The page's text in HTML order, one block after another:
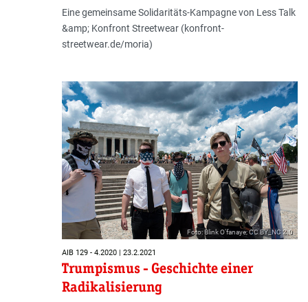
Eine gemeinsame Solidaritäts-Kampagne von Less Talk
&amp; Konfront Streetwear (konfront-
streetwear.de/moria)
Foto: Blink O‘fanaye; CC BY_NC 2.0
AIB 129 - 4.2020 | 23.2.2021
Trumpismus - Geschichte einer
Radikalisierung